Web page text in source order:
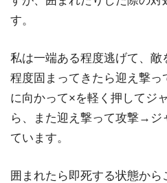
す。
私は一端ある程度逃げて、敵
程度固まってきたら迎え撃っ
に向かって×を軽く押してジ
ら、また迎え撃って攻撃→ジ
ています。
囲まれたら即死する状態か